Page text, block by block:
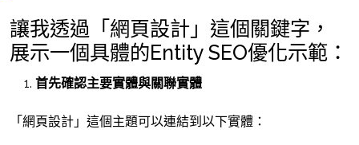
讓我透過「網頁設計」這個關鍵字，
展示一個具體的Entity SEO優化示範：
首先確認主要實體與關聯實體
「網頁設計」這個主題可以連結到以下實體：